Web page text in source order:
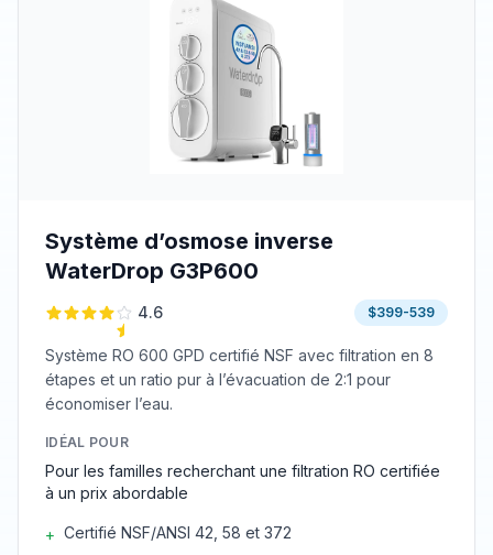
Système d’osmose inverse
WaterDrop G3P600
4.6 $399-539
Système RO 600 GPD certifié NSF avec filtration en 8
étapes et un ratio pur à l’évacuation de 2:1 pour
économiser l’eau.
IDÉAL POUR
Pour les familles recherchant une filtration RO certifiée
à un prix abordable
+ Certifié NSF/ANSI 42, 58 et 372